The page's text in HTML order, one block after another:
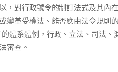
，對行政號令的制訂法式及其內
變革受權法、能否應由法令規則
的體系體例，行政、立法、司法
審查。